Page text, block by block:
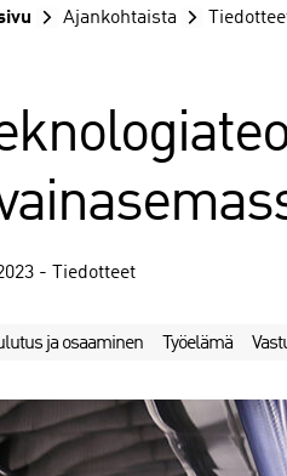
Ajankohtaista
- Tiedotteet
ja osaaminen Työelämä